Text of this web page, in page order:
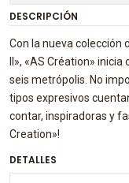
DESCRIPCIÓN
Con la nueva colección
II», «AS Création»
seis metrópolis. No
tipos expresivos
contar, inspiradoras y
Creation»!
DETALLES